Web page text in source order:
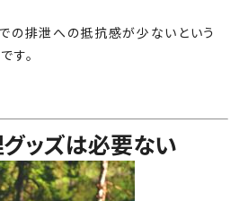
の排泄への抵抗感が少ないという
す。
ッズは必要ない